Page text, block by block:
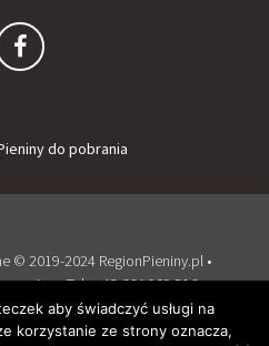
do pobrania
© 2019-2024 RegionPieniny.pl •
• Tel: + 48 664 909 516
Dodaj obiekt
iListablebyPixelGrade.
aby świadczyć usługi na
korzystanie ze strony oznacza,